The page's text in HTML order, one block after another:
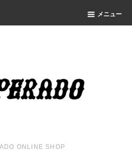
メニュー
ONLINE SHOP